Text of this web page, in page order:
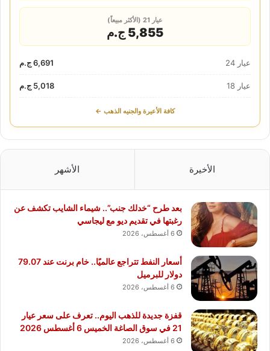
عيار 21 (الأكثر مبيعاً)
5,855 ج.م
عيار 24 6,691 ج.م
عيار 18 5,018 ج.م
كافة الأعيرة والجنيه الذهب ←
الأخيرة الأشهر
بعد طرح “خدلك جنب”.. شيماء الشايب تكشف عن
رغبتها في تقديم ديو مع ليجاسي
6 أغسطس، 2026
أسعار النفط تتراجع عالميًا.. خام برنت عند 79.07
دولار للبرميل
6 أغسطس، 2026
قفزة جديدة للذهب اليوم.. تعرف على سعر عيار
21 في سوق الصاغة الخميس 6 أغسطس 2026
6 أغسطس، 2026